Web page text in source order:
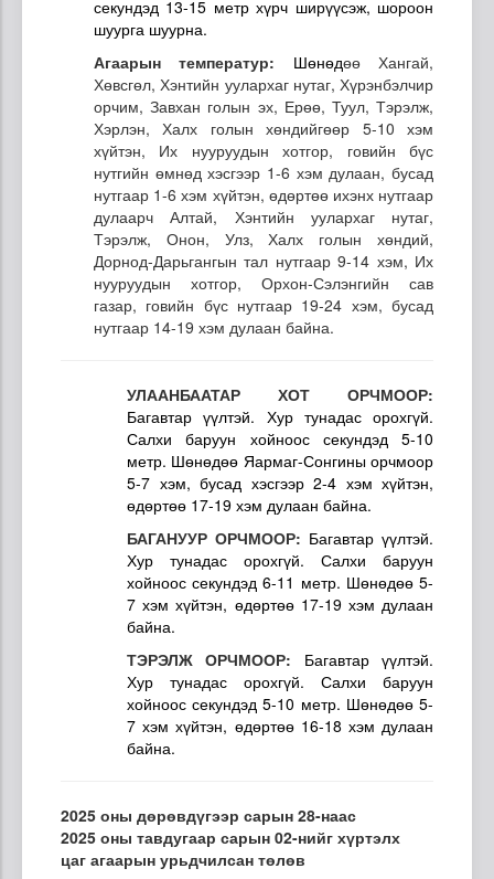
секундэд 13-15 метр хүрч ширүүсэж, шороон
шуурга шуурна.
Агаарын температур:
Шөнөдөө Хангай,
Хөвсгөл, Хэнтийн уулархаг нутаг, Хүрэнбэлчир
орчим, Завхан голын эх, Ерөө, Туул, Тэрэлж,
Хэрлэн, Халх голын хөндийгөөр 5-10 хэм
хүйтэн, Их нууруудын хотгор, говийн бүс
нутгийн өмнөд хэсгээр 1-6 хэм дулаан, бусад
нутгаар 1-6 хэм хүйтэн, өдөртөө ихэнх нутгаар
дулаарч Алтай, Хэнтийн уулархаг нутаг,
Тэрэлж, Онон, Улз, Халх голын хөндий,
Дорнод-Дарьгангын тал нутгаар 9-14 хэм, Их
нууруудын хотгор, Орхон-Сэлэнгийн сав
газар, говийн бүс нутгаар 19-24 хэм, бусад
нутгаар 14-19 хэм дулаан байна.
УЛААНБААТАР ХОТ ОРЧМООР:
Багавтар үүлтэй. Хур тунадас орохгүй.
Салхи баруун хойноос секундэд 5-10
метр. Шөнөдөө Яармаг-Сонгины орчмоор
5-7 хэм, бусад хэсгээр 2-4 хэм хүйтэн,
өдөртөө 17-19 хэм дулаан байна.
БАГАНУУР ОРЧМООР: Багавтар үүлтэй.
Хур тунадас орохгүй. Салхи баруун
хойноос секундэд 6-11 метр. Шөнөдөө 5-
7 хэм хүйтэн, өдөртөө 17-19 хэм дулаан
байна.
ТЭРЭЛЖ ОРЧМООР:
Багавтар үүлтэй.
Хур тунадас орохгүй. Салхи баруун
хойноос секундэд 5-10 метр. Шөнөдөө 5-
7 хэм хүйтэн, өдөртөө 16-18 хэм дулаан
байна.
2025 оны дөрөвдүгээр сарын 28-наас
2025 оны тавдугаар сарын 02-нийг хүртэлх
цаг агаарын урьдчилсан төлөв